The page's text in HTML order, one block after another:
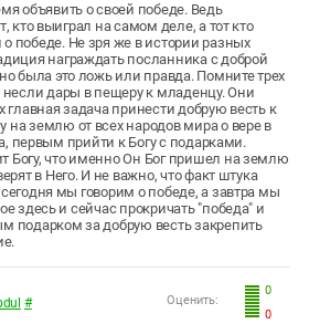
объявить о своей победе. Ведь
кто выиграл на самом деле, а тот кто
победе. Не зря же в истории разных
награждать посланника с доброй
была это ложь или правда. Помните трех
несли дары в пещеру к младенцу. Они
главная задача принести добрую весть к
на землю от всех народов мира о вере в
первым прийти к Богу с подарками.
Богу, что именно Он Бог пришел на землю
в Него. И не важно, что факт штука
мы говорим о победе, а завтра мы
здесь и сейчас прокричать "победа" и
подарком за добрую весть закрепить
0
0
Оценить:
#